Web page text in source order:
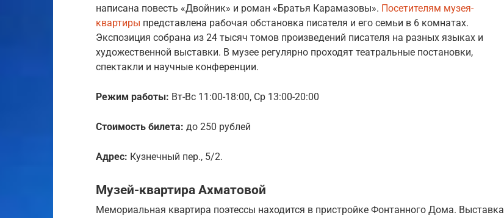
написана повесть «Двойник» и роман «Братья Карамазовы». Посетителям музея-
квартиры представлена рабочая обстановка писателя и его семьи в 6 комнатах.
Экспозиция собрана из 24 тысяч томов произведений писателя на разных языках и
художественной выставки. В музее регулярно проходят театральные постановки,
спектакли и научные конференции.
Режим работы: Вт-Вс 11:00-18:00, Ср 13:00-20:00
Стоимость билета: до 250 рублей
Адрес: Кузнечный пер., 5/2.
Музей-квартира Ахматовой
Мемориальная квартира поэтессы находится в пристройке Фонтанного Дома. Выставка